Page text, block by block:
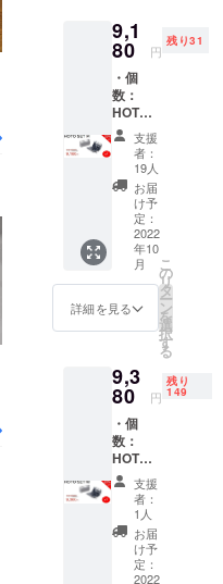
ロジェクト
を立ち上げ
ました。
最新のテク
ノロジー
で、皆さん
の生活をよ
り豊かに、
快適にする
ことが弊社
の理念で
どうぞよろ
致します！
9,1
80 円
残り31
・個
数：
HOTO
SET M
タイプ
×1 ・割
引率：
23% ・
一般販
売予定
価格：
11,980
円 ※リ
ターン
はすべ
みの金
額にな
りま
す。 ※
ご注文
状況、
使用部
材の供
給状
況、製
造工程
上の都
支援
者：
19人
お届
け予
定：
2022
年10
月
詳細を見る
こ
の
リ
タ
ー
ン
を
選
択
す
る
9,3
80 円
残り
149
・個
数：
HOTO
SET M
タイプ
×1 ・割
引率：
22% ・
一般販
売予定
支援
者：
1人
お届
け予
定：
2022